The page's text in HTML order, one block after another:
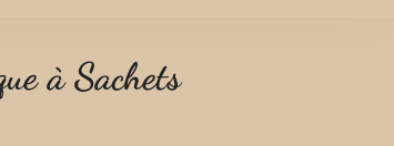
à Sachets